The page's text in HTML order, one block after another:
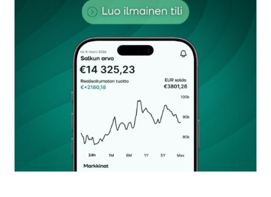
Totta. Toinen asia on sitten se, että säilyttävätkö
nuo nousun kokeneet arvonsa ja siirtyykö nyt
uusi raha esim. perinteisempään teollisuuteen?
Joka tapauksessa USA veti jälleen
maailmantaloudessa sen pidemmän korren
vastoin melkein kaikkien asiantuntijoiden
uskomuksia. Syitä vääriin analyyseihin voi
jokainen arvailla (vinkki: Trump hysteria).
Yksvaan2
28.5.2026 at 13:39
Vastaa